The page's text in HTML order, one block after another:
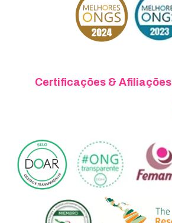
Certificações & Afiliações